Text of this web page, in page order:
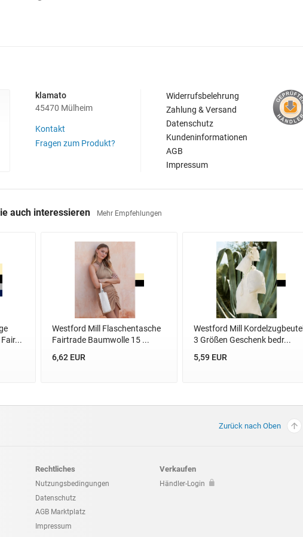
klamato
45470 Mülheim
Kontakt
Fragen zum Produkt?
Widerrufsbelehrung
Zahlung & Versand
Datenschutz
Kundeninformationen
AGB
Impressum
auch interessieren Mehr Empfehlungen
Westford Mill Flaschentasche
Fairtrade Baumwolle 15 ...
6,62 EUR
Westford Mill Kordelzugbeutel
3 Größen Geschenk bedr...
5,59 EUR
Zurück nach Oben
Rechtliches
Nutzungsbedingungen
Datenschutz
AGB Marktplatz
Impressum
Verkaufen
Händler-Login